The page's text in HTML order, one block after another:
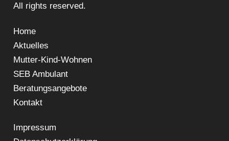
All rights reserved.
Home
Aktuelles
Mutter-Kind-Wohnen
SEB Ambulant
Beratungsangebote
Kontakt
Impressum